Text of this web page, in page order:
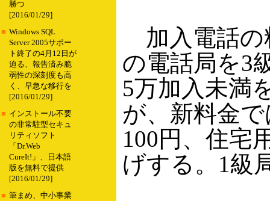
勝つ
[2016/01/29]
■ Windows SQL
Server 2005サポー
ト終了の4月12日が
迫る、報告済み脆
弱性の深刻度も高
く、早急な移行を
[2016/01/29]
■ インストール不要
の非常駐型セキュ
リティソフト
「Dr.Web
CureIt!」、日本語
版を無料で提供
[2016/01/29]
■ 筆まめ、中小事業
加入電話の
の電話局を3
5万加入未満
が、新料金
100円、住宅
げする。1級